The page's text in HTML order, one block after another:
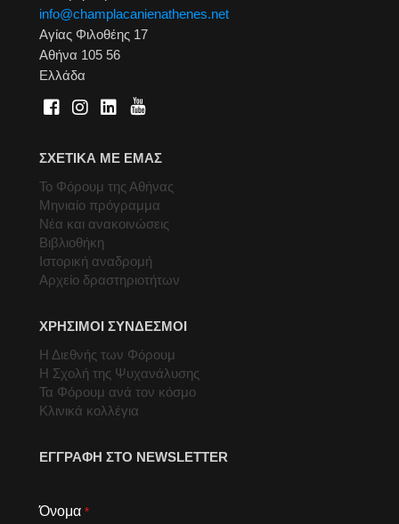
info@champlacanienathenes.net
Αγίας Φιλοθέης 17
Αθήνα 105 56
Ελλάδα
ΣΧΕΤΙΚΑ ΜΕ ΕΜΑΣ
Το Φόρουμ της Αθήνας
Μηνιαίο πρόγραμμα
Νέα και ανακοινώσεις
Βιβλιοθήκη
Ιστορική αναδρομή
Αρχείο δραστηριοτήτων
ΧΡΗΣΙΜΟΙ ΣΥΝΔΕΣΜΟΙ
Η Διεθνής των Φόρουμ
Η Σχολή της Ψυχανάλυσης
Τα Φόρουμ ανά τον κόσμο
Κλινικά κολλέγια
ΕΓΓΡΑΦΗ ΣΤΟ NEWSLETTER
Όνομα *